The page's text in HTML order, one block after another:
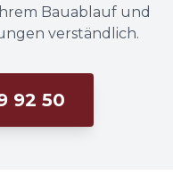
Bauablauf und
verständlich.
92 50